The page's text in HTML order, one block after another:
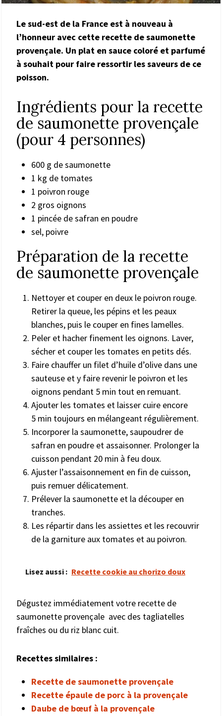
Le sud-est de la France est à nouveau à
l’honneur avec cette recette de saumonette
provençale. Un plat en sauce coloré et parfumé
à souhait pour faire ressortir les saveurs de ce
poisson.
Ingrédients pour la recette
de saumonette provençale
(pour 4 personnes)
600 g de saumonette
1 kg de tomates
1 poivron rouge
2 gros oignons
1 pincée de safran en poudre
sel, poivre
Préparation de la recette
de saumonette provençale
Nettoyer et couper en deux le poivron rouge.
Retirer la queue, les pépins et les peaux
blanches, puis le couper en fines lamelles.
Peler et hacher finement les oignons. Laver,
sécher et couper les tomates en petits dés.
Faire chauffer un filet d’huile d’olive dans une
sauteuse et y faire revenir le poivron et les
oignons pendant 5 min tout en remuant.
Ajouter les tomates et laisser cuire encore
5 min toujours en mélangeant régulièrement.
Incorporer la saumonette, saupoudrer de
safran en poudre et assaisonner. Prolonger la
cuisson pendant 20 min à feu doux.
Ajuster l’assaisonnement en fin de cuisson,
puis remuer délicatement.
Prélever la saumonette et la découper en
tranches.
Les répartir dans les assiettes et les recouvrir
de la garniture aux tomates et au poivron.
Lisez aussi : Recette cookie au chorizo doux
Dégustez immédiatement votre recette de
saumonette provençale avec des tagliatelles
fraîches ou du riz blanc cuit.
Recettes similaires :
Recette de saumonette provençale
Recette épaule de porc à la provençale
Daube de bœuf à la provençale